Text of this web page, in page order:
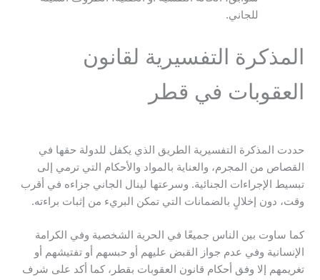
للجاني.
المذكرة التفسيرية لقانون
العقوبات في قطر
حددت المذكرة التفسيرية الطريق الذي يكفل للدولة حقها في
القصاص من المجرم، والعناية بالمواد والأحكام التي ترمي إلى
تبسيط الإجراءات الجنائية. وسرعتها لينال الجاني جزاءه في أقرب
وقت، دون إخلالٍ بالضمانات التي تمكن البريء من إثبات براءته.
كما ساوت بين الناس جميعًا في الحرية الشخصية وفي الكرامة
الإنسانية وفي عدم جواز القبض عليهم أو حبسهم أو تفتيشهم أو
تغريمهم إلا وفق أحكام قانون العقوبات بقطر، كما أكد على شرف